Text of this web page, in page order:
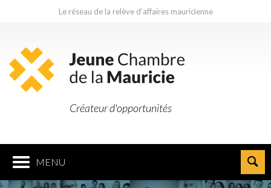
Le réseau de la relève d’affaires mauricienne
Créateur d'opportunités
MENU